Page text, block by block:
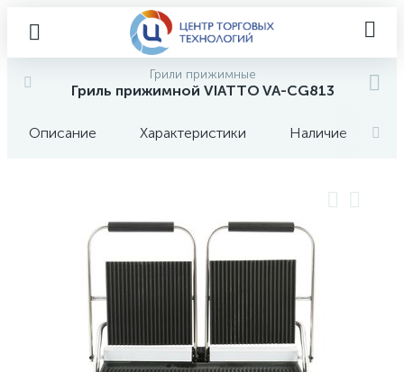
Грили прижимные
Гриль прижимной VIATTO VA-CG813
Описание Характеристики Наличие